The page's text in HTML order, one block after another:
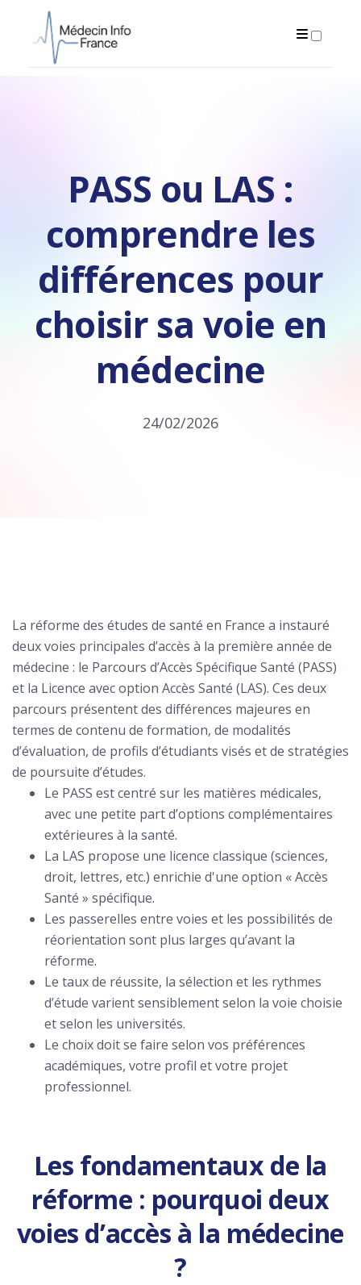
PASS ou LAS :
comprendre les
différences pour
choisir sa voie en
médecine
24/02/2026
La réforme des études de santé en France a instauré
deux voies principales d’accès à la première année de
médecine : le Parcours d’Accès Spécifique Santé (PASS)
et la Licence avec option Accès Santé (LAS). Ces deux
parcours présentent des différences majeures en
termes de contenu de formation, de modalités
d’évaluation, de profils d’étudiants visés et de stratégies
de poursuite d’études.
Le PASS est centré sur les matières médicales,
avec une petite part d’options complémentaires
extérieures à la santé.
La LAS propose une licence classique (sciences,
droit, lettres, etc.) enrichie d'une option « Accès
Santé » spécifique.
Les passerelles entre voies et les possibilités de
réorientation sont plus larges qu’avant la
réforme.
Le taux de réussite, la sélection et les rythmes
d’étude varient sensiblement selon la voie choisie
et selon les universités.
Le choix doit se faire selon vos préférences
académiques, votre profil et votre projet
professionnel.
Les fondamentaux de la
réforme : pourquoi deux
voies d’accès à la médecine
?